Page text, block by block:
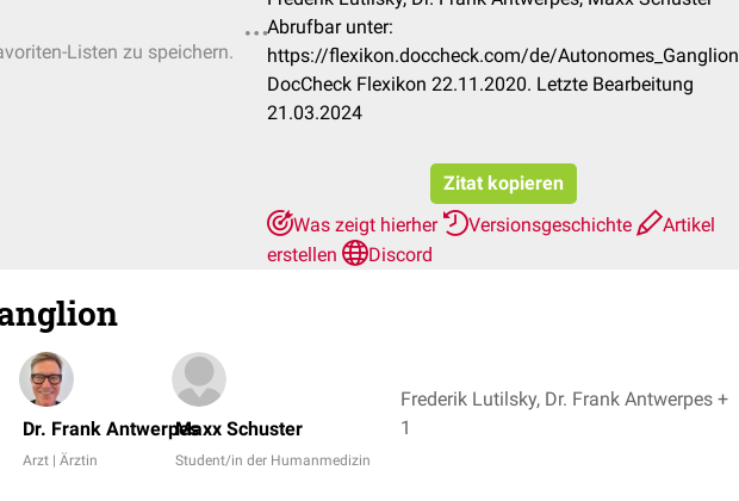
Listen zu speichern.
Abrufbar unter:
https://flexikon.doccheck.com/de/Autonomes_Ganglion
DocCheck Flexikon 22.11.2020. Letzte Bearbeitung
21.03.2024
Zitat kopieren
Was zeigt hierher
Versionsgeschichte
Artikel
erstellen
Discord
Dr. Frank Antwerpes
Arzt | Ärztin
Maxx Schuster
Student/in der Humanmedizin
Frederik Lutilsky, Dr. Frank Antwerpes +
1